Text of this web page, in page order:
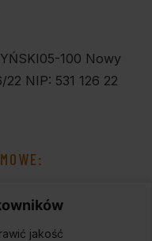
jakość
05-100 Nowy
22 NIP: 531 126 22